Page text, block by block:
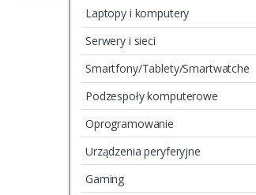
Laptopy i komputery
Serwery i sieci
Smartfony/Tablety/Smartwatche
Podzespoły komputerowe
Oprogramowanie
Urządzenia peryferyjne
Gaming